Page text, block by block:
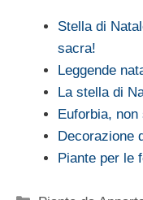
Stella di
sacra!
Leggende
La stella di
Euforbia,
Decorazione
Piante per le